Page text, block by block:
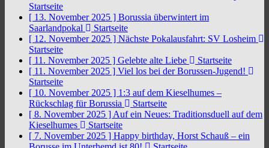
Startseite
[ 13. November 2025 ] Borussia überwintert im
Saarlandpokal
Startseite
[ 12. November 2025 ] Nächste Pokalausfahrt: SV Losheim
Startseite
[ 11. November 2025 ] Gelebte alte Liebe
Startseite
[ 11. November 2025 ] Viel los bei der Borussen-Jugend!
Startseite
[ 10. November 2025 ] 1:3 auf dem Kieselhumes –
Rückschlag für Borussia
Startseite
[ 8. November 2025 ] Auf ein Neues: Traditionsduell auf dem
Kieselhumes
Startseite
[ 7. November 2025 ] Happy birthday, Horst Schauß – ein